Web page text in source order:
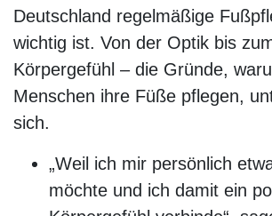
Deutschland regelmäßige
wichtig ist. Von der Optik bis
Körpergefühl – die Gründe,
Menschen ihre Füße pflegen,
sich.
„Weil ich mir persönlich
möchte und ich damit ein